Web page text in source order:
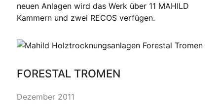
neuen Anlagen wird das Werk über 11 MAHILD
Kammern und zwei RECOS verfügen.
FORESTAL TROMEN
Dezember 2011